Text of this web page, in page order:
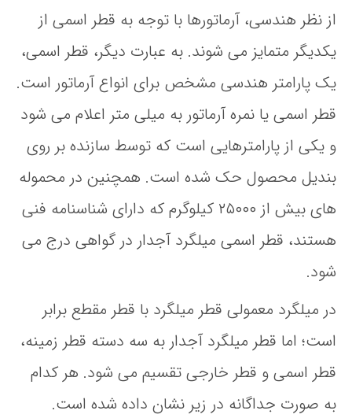
از نظر هندسی، آرماتورها با توجه به قطر اسمی از
یکدیگر متمایز می شوند. به عبارت دیگر، قطر اسمی،
یک پارامتر هندسی مشخص برای انواع آرماتور است.
قطر اسمی یا نمره آرماتور به میلی متر اعلام می شود
و یکی از پارامترهایی است که توسط سازنده بر روی
بندیل محصول حک شده است. همچنین در محموله
های بیش از ۲۵۰۰۰ کیلوگرم که دارای شناسنامه فنی
هستند، قطر اسمی میلگرد آجدار در گواهی درج می
شود.
در میلگرد معمولی قطر میلگرد با قطر مقطع برابر
است؛ اما قطر میلگرد آجدار به سه دسته قطر زمینه،
قطر اسمی و قطر خارجی تقسیم می شود. هر کدام
به صورت جداگانه در زیر نشان داده شده است.